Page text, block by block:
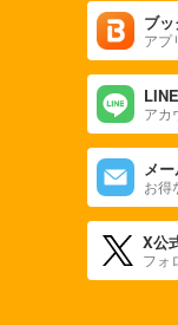
ブ
アプ
アカ
メ
お得
X公
フォ